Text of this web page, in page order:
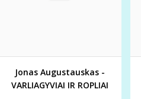
Jonas Augustauskas -
VARLIAGYVIAI IR ROPLIAI